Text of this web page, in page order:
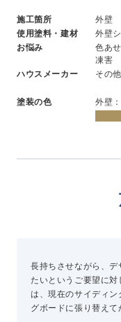
数字でわかる三和ペ
仕事紹介
福利厚生・社内イベ
新卒採用
ニュース
お問い合わ
資料請求
施工箇所
外壁
使用塗料・建材
外壁
お悩み
色あ
凍害
ハウスメーカー
その他
塗装の色
外壁：
長持ちさせながら、デ
たいというご要望に
は、現在のサイディ
グボードに張り替えて